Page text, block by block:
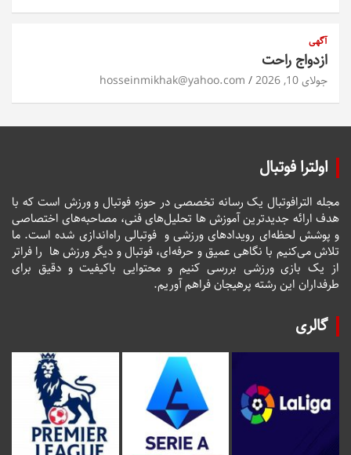
آگهی
ازدواج راحت
جولای 10, 2026 hosseinmikhak@yahoo.com
اولترا فوتبال
مجله الترافوتبال یک رسانه تخصصی در حوزه فوتبال و ورزش است که با
هدف ارائه جدیدترین آموزش ها تحلیل‌های فنی، مصاحبه‌های اختصاصی
و پوشش لحظه‌ای رویدادهای ورزشی و فوتبالی راه‌اندازی شده است. ما
تلاش می‌کنیم با نگاهی عمیق و حرفه‌ای، فوتبال و دیگر ورزش ها را فراتر
از یک بازی ورزشی بررسی کنیم و محتوایی باکیفیت و دقیق برای
طرفداران این رشته پرهیجان فراهم آوریم.
گالری